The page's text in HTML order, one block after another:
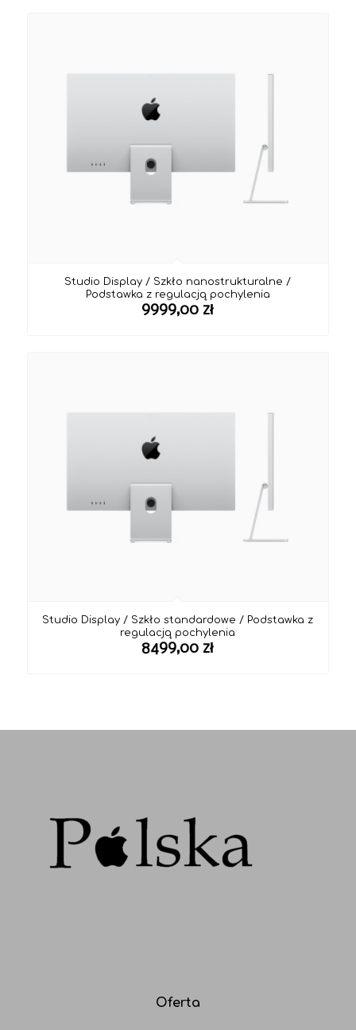
Studio Display / Szkło nanostrukturalne /
Podstawka z regulacją pochylenia
9999,00 zł
Studio Display / Szkło standardowe / Podstawka z
regulacją pochylenia
8499,00 zł
Oferta